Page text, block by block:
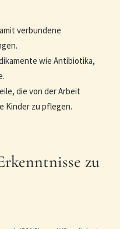
verbundene
wie Antibiotika,
die von der Arbeit
Kinder zu pflegen.
zu